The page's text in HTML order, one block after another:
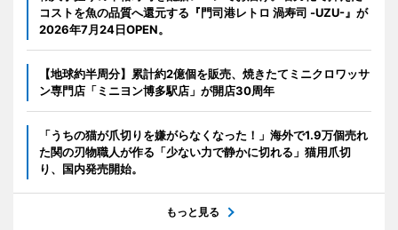
コストを魚の品質へ還元する『門司港レトロ 渦寿司 -UZU-』が
2026年7月24日OPEN。
【地球約半周分】累計約2億個を販売、焼きたてミニクロワッサ
ン専門店「ミニヨン博多駅店」が開店30周年
「うちの猫が爪切りを嫌がらなくなった！」海外で1.9万個売れ
た関の刃物職人が作る「少ない力で静かに切れる」猫用爪切
り、国内発売開始。
もっと見る